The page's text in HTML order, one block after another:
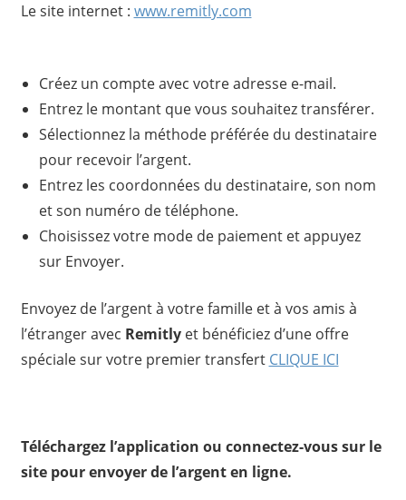
Le site internet : www.remitly.com
Créez un compte avec votre adresse e-mail.
Entrez le montant que vous souhaitez transférer.
Sélectionnez la méthode préférée du destinataire
pour recevoir l’argent.
Entrez les coordonnées du destinataire, son nom
et son numéro de téléphone.
Choisissez votre mode de paiement et appuyez
sur Envoyer.
Envoyez de l’argent à votre famille et à vos amis à
l’étranger avec Remitlyet bénéficiez d’une offre
spéciale sur votre premier transfert CLIQUE ICI
Téléchargez l’application ou connectez-vous sur le
site pour envoyer de l’argent en ligne.